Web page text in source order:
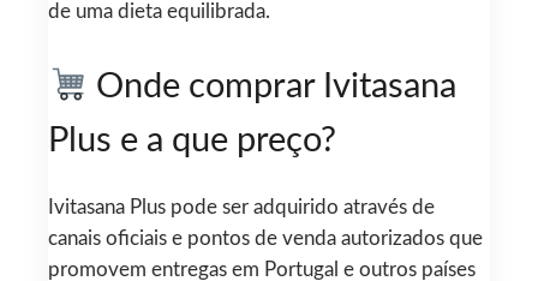
de uma dieta equilibrada.
Onde comprar Ivitasana
Plus e a que preço?
Ivitasana Plus pode ser adquirido através de
canais oficiais e pontos de venda autorizados que
promovem entregas em Portugal e outros países